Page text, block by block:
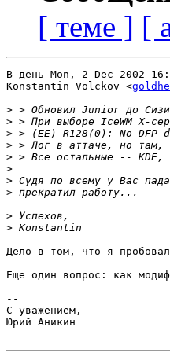
[ теме ] [
В день Mon, 2 Dec 2002
Konstantin Volckov <
>
>
>
>
>
>
>
>
>
>
Дело в том, что я
Еще один вопрос: как
--
С уважением,
Юрий Аникин